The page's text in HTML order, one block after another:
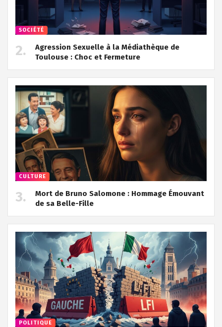
SOCIÉTÉ
Agression Sexuelle à la Médiathèque de
Toulouse : Choc et Fermeture
CULTURE
Mort de Bruno Salomone : Hommage Émouvant
de sa Belle-Fille
POLITIQUE